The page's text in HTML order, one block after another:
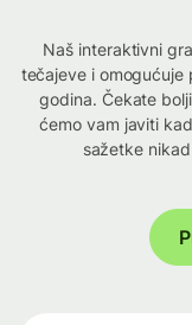
Naš interaktivni
tečajeve i omogućuje
godina. Čekate
ćemo vam javiti
sažetke